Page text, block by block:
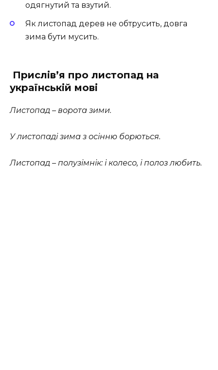
одягнутий та взутий.
Як листопад дерев не обтрусить, довга
зима бути мусить.
Прислів’я про листопад на
українській мові
Листопад – ворота зими.
У листопаді зима з осінню борються.
Листопад – полузімнік: і колесо, і полоз любить.